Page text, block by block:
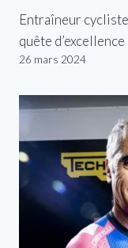
Entraîneur
quête d’excellence
26 mars 2024